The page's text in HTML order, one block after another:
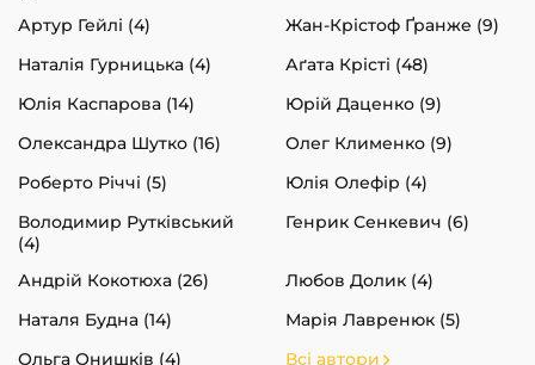
Артур Гейлі (4)
Жан-Крістоф Ґранже (9)
Наталія Гурницька (4)
Аґата Крісті (48)
Юлія Каспарова (14)
Юрій Даценко (9)
Олександра Шутко (16)
Олег Клименко (9)
Роберто Річчі (5)
Юлія Олефір (4)
Володимир Рутківський
(4)
Генрик Сенкевич (6)
Андрій Кокотюха (26)
Любов Долик (4)
Наталя Будна (14)
Марія Лавренюк (5)
Ольга Онишків (4)
Всі автори